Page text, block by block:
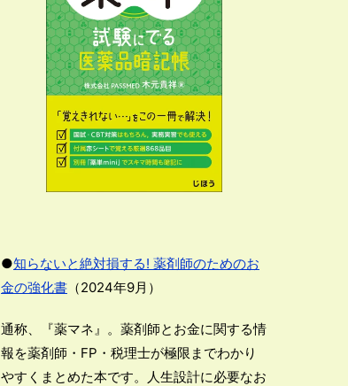
●知らないと絶対損する! 薬剤師のためのお
金の強化書 （2024年9月）
通称、『薬マネ』。薬剤師とお金に関する情
報を薬剤師・FP・税理士が極限までわかり
やすくまとめた本です。人生設計に必要なお